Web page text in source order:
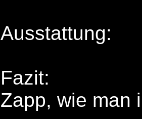
Ausstattung:
Fazit:
Zapp, wie man